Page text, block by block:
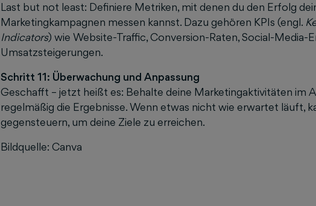
Last but not least: Definiere Metriken, mit denen du den Erfolg
Marketingkampagnen messen kannst. Dazu gehören KPIs (engl.
Indicators) wie Website-Traffic, Conversion-Raten, Social-Media-
Umsatzsteigerungen.
Schritt 11: Überwachung und Anpassung
Geschafft – jetzt heißt es: Behalte deine Marketingaktivitäten im
regelmäßig die Ergebnisse. Wenn etwas nicht wie erwartet läuft,
gegensteuern, um deine Ziele zu erreichen.
Bildquelle: Canva